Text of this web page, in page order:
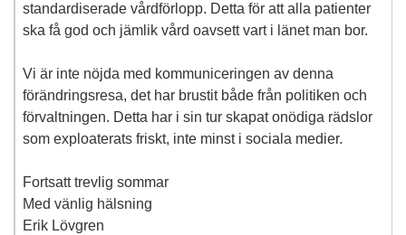
standardiserade vårdförlopp. Detta för att alla patienter
ska få god och jämlik vård oavsett vart i länet man bor.
Vi är inte nöjda med kommuniceringen av denna
förändringsresa, det har brustit både från politiken och
förvaltningen. Detta har i sin tur skapat onödiga rädslor
som exploaterats friskt, inte minst i sociala medier.
Fortsatt trevlig sommar
Med vänlig hälsning
Erik Lövgren